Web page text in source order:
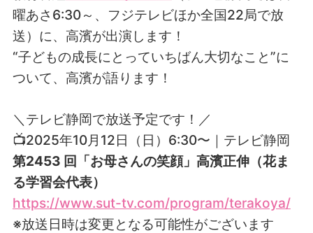
曜あさ6:30～、フジテレビほか全国22局で放
送 ）に、高濱が出演します！
“子どもの成長にとっていちばん大切なこと”に
ついて、高濱が語ります！
＼ テレビ静岡で放送予定です！／
📺2025年10月12日（日）6:30〜｜テレビ静岡
第2453 回 「お母さんの笑顔」高濱正伸（花ま
る学習会代表）
https://www.sut-tv.com/program/terakoya/
※放送日時は変更となる可能性がございます